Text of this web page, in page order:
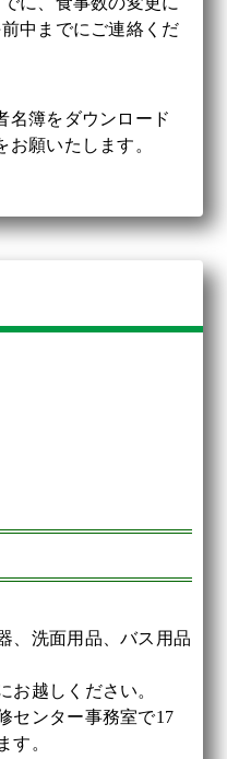
中までにご連絡くだ
名簿をダウンロード
願いたします。
、洗面用品、バス用品
お越しください。
センター事務室で17
す。